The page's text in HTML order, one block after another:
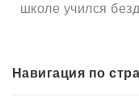
школе учился
Навигация по